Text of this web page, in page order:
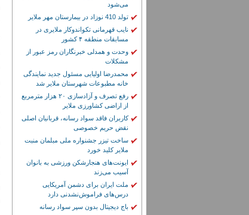
می‌شود
تولد 410 نوزاد در بیمارستان مهر ملایر
نایب قهرمانی تکواندوکار ملایری در
مسابقات منطقه ۴ کشور
وحدت و همدلی خبرنگاران رمز عبور از
مشکلات
محمدرضا اولیایی مسئول جدید نمایندگی
خانه مطبوعات شهرستان ملایر شد
رفع تصرف و آزادسازی ۲۰ هزار مترمربع
از اراضی کشاورزی ملایر
کاربران فاقد سواد رسانه، قربانیان اصلی
نقض حریم خصوصی
ساخت تیزر جشنواره ملی مبلمان منبت
ملایر کلید خورد
ایونت‌های هنجارشکن ورزشی به بانوان
آسیب می‌زند
ملت ایران برای دشمن آمریکایی
درس‌های فراموش‌نشدنی دارد
باج دیجیتال بدون سپر سواد رسانه